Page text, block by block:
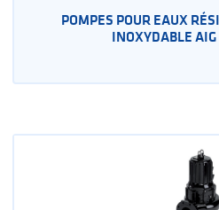
POMPES POUR EAUX
INOXYDABLE